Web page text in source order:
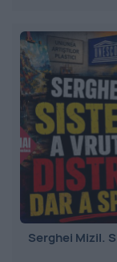
Serghei Mizil.